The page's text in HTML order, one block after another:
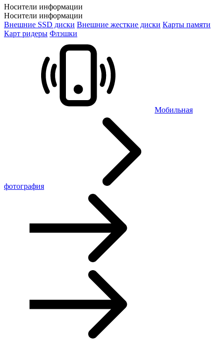
Носители информации
Носители информации
Внешние SSD диски Внешние жесткие диски Карты памяти
Карт ридеры Флэшки
Мобильная
фотография